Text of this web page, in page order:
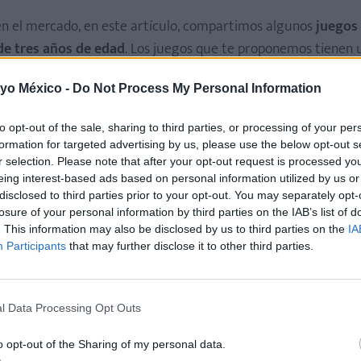
México - Do Not Process My Personal Information
opt-out of the sale, sharing to third parties, or processing of your
for targeted advertising by us, please use the below opt-out
selection. Please note that after your opt-out request is processed
interest-based ads based on personal information utilized by us
to third parties prior to your opt-out. You may separately
of your personal information by third parties on the IAB’s list of
This information may also be disclosed by us to third parties on the
Participants that may further disclose it to other third parties.
Data Processing Opt Outs
opt-out of the Sharing of my personal data.
el mercado, en este artículo, compartimos algunos
tres años de edad. Los juegos que te proponemos tienen
la presencia de un adulto que guíe y controle la
y colores. Invita al pequeño a que se introduzca en el
expresarse con naturalidad. ¡Estos serán sus
motivo trague pintura. Si no te importa y el lugar lo
de pintura que sea fácil de quitar, tanto del cuerpo
pinturas 100% naturales.